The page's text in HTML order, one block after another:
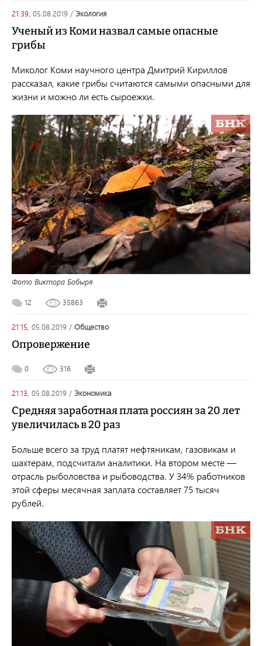
21:39, 05.08.2019 / экология
Ученый из Коми назвал самые опасные
грибы
Миколог Коми научного центра Дмитрий Кириллов
рассказал, какие грибы считаются самыми опасными для
жизни и можно ли есть сыроежки.
Фото Виктора Бобыря
12 35863
21:15, 05.08.2019 / общество
Опровержение
0 316
21:13, 05.08.2019 / экономика
Средняя заработная плата россиян за 20 лет
увеличилась в 20 раз
Больше всего за труд платят нефтяникам, газовикам и
шахтерам, подсчитали аналитики. На втором месте —
отрасль рыболовства и рыбоводства. У 34% работников
этой сферы месячная заплата составляет 75 тысяч
рублей.